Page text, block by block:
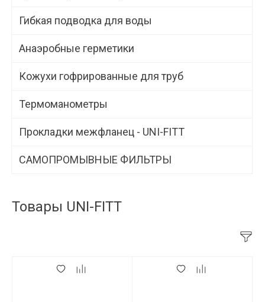
Гибкая подводка для воды
Анаэробные герметики
Кожухи гофрированные для труб
Термоманометры
Прокладки межфланец - UNI-FITT
САМОПРОМЫВНЫЕ ФИЛЬТРЫ
Товары UNI-FITT